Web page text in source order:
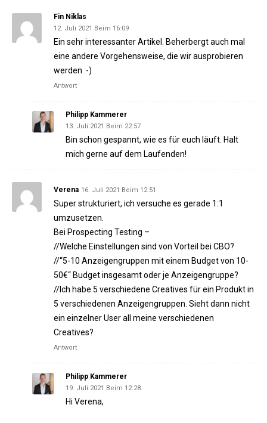
Fin Niklas
12. Juli 2021 Beim 16:09
Ein sehr interessanter Artikel. Beherbergt auch mal
eine andere Vorgehensweise, die wir ausprobieren
werden :-)
Antwort
Philipp Kammerer
13. Juli 2021 Beim 22:57
Bin schon gespannt, wie es für euch läuft. Halt
mich gerne auf dem Laufenden!
Verena 16. Juli 2021 Beim 12:51
Super strukturiert, ich versuche es gerade 1:1
umzusetzen.
Bei Prospecting Testing –
//Welche Einstellungen sind von Vorteil bei CBO?
//“5-10 Anzeigengruppen mit einem Budget von 10-
50€“ Budget insgesamt oder je Anzeigengruppe?
//Ich habe 5 verschiedene Creatives für ein Produkt in
5 verschiedenen Anzeigengruppen. Sieht dann nicht
ein einzelner User all meine verschiedenen
Creatives?
Antwort
Philipp Kammerer
19. Juli 2021 Beim 12:28
Hi Verena,